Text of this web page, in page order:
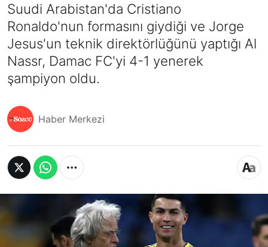
Suudi Arabistan'da Cristiano
Ronaldo'nun formasını giydiği ve Jorge
Jesus'un teknik direktörlüğünü yaptığı Al
Nassr, Damac FC'yi 4-1 yenerek
şampiyon oldu.
Haber Merkezi